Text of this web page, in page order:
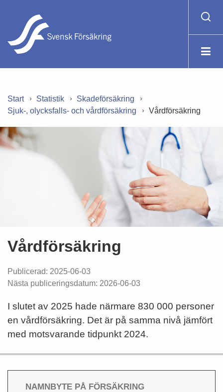
Start Statistik
Skadeförsäkring
Sjuk-, olycksfalls- och vårdförsäkring
Vårdförsäkring
Vårdförsäkring
Publicerad: 2025-06-03
Nästa publiceringsdatum: 2026-06-03
I slutet av 2025 hade närmare 830 000 personer
en vårdförsäkring. Det är på samma nivå jämfört
med motsvarande tidpunkt 2024.
NAMNBYTE PÅ FÖRSÄKRING